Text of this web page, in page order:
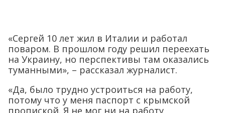
«Сергей 10 лет жил в Италии и работал
поваром. В прошлом году решил переехать
на Украину, но перспективы там оказались
туманными», – рассказал журналист.
«Да, было трудно устроиться на работу,
потому что у меня паспорт с крымской
пропиской. Я не мог ни на работу